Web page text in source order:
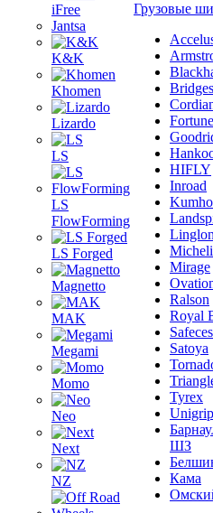
iFree
Jantsa
K&K
Khomen
Lizardo
LS
LS
FlowForming
LS Forged
Magnetto
MAK
Megami
Momo
Neo
Next
NZ
Грузовые
Fortune
HIFLY
Inroad
Kumho
Mirage
Ralson
Royal
Satoya
Tyrex
Unigrip
ШЗ
Кама